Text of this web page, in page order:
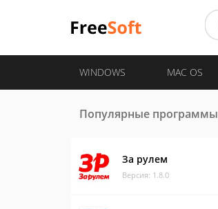
WINDOWS MAC OS
Популярные программы
За рулем
Версия: 1.8.0